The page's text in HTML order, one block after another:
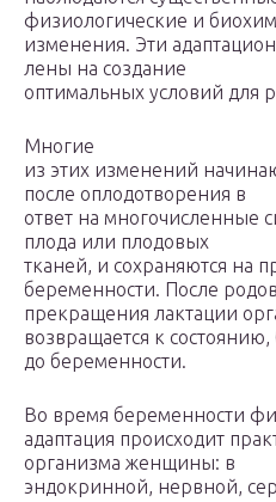
физиологические и
изменения. Эти
лены на создание
оптимальных условий для
Многие
из этих изменений
после оплодотворения в
ответ на многочисленные
плода или плодовых
тканей, и сохраняются на
беременности. После
прекращения лактации
возвращается к
до беременности.
Во время беременности
адаптация происходит
организма женщины: в
эндокринной, нервной,